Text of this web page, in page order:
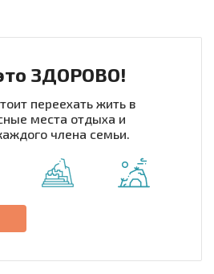
ЗДОРОВО!
переехать жить в
места отдыха и
члена семьи.